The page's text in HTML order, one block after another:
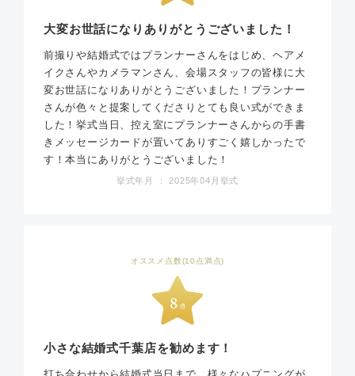
大変お世話になりありがとうございました！
前撮りや結婚式ではプランナーさんをはじめ、ヘアメ
イクさんやカメラマンさん、会場スタッフの皆様に大
変お世話になりありがとうございました！プランナー
さんが色々と提案してくださりとても良い式ができま
した！挙式当日、控え室にプランナーさんからの手書
きメッセージカードが置いてありすごく嬉しかったで
す！本当にありがとうございました！
挙式年月 ： 2025年04月挙式
オススメ点数(10点満点)
小さな結婚式千葉店を勧めます！